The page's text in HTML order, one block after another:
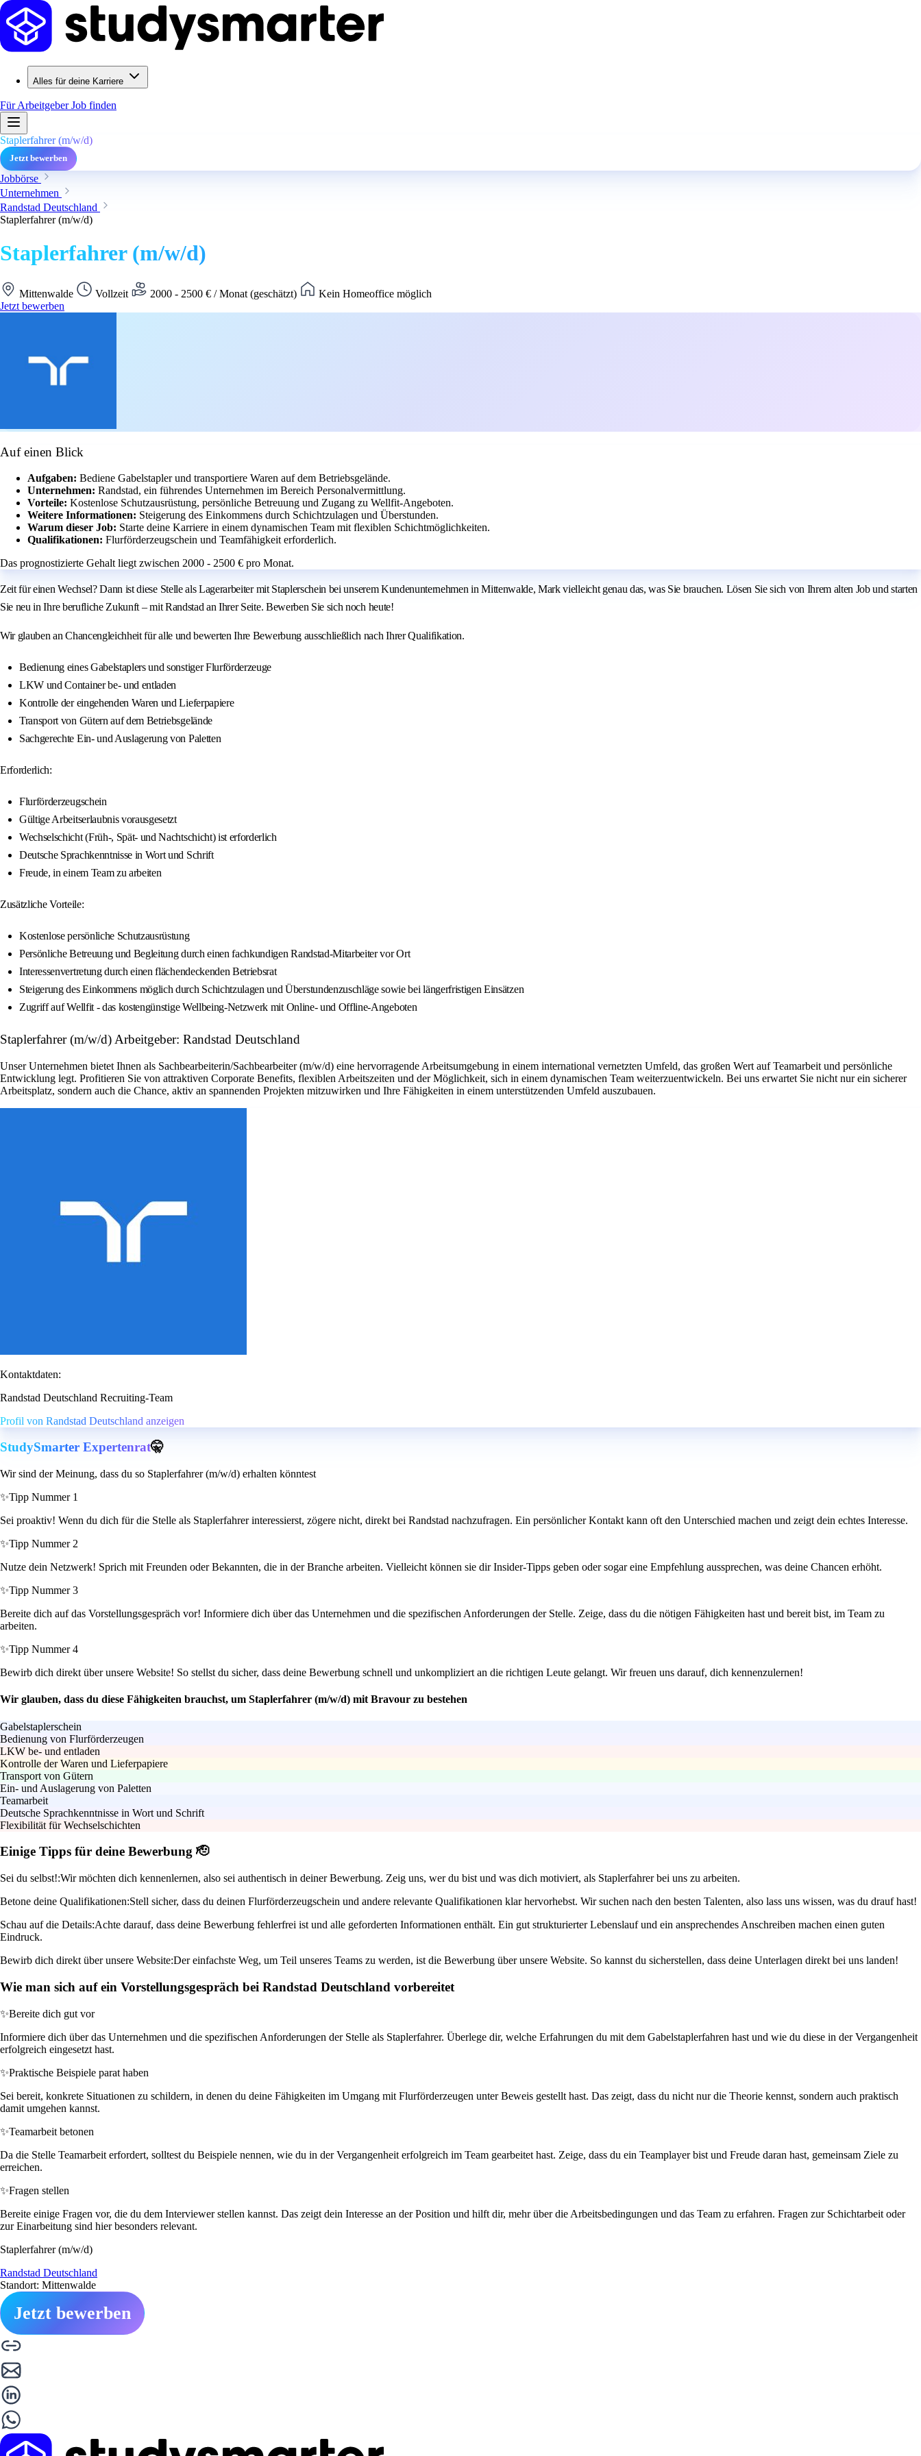
Alles für deine Karriere
Für ArbeitgeberJob finden
Staplerfahrer (m/w/d)
Jetzt bewerben
Jobbörse
Unternehmen
Randstad Deutschland
Staplerfahrer (m/w/d)
Staplerfahrer (m/w/d)
Mittenwalde Vollzeit 2000 - 2500 € / Monat (geschätzt)
Kein Homeoffice möglich
Jetzt bewerben
Auf einen Blick
Aufgaben: Bediene Gabelstapler und transportiere Waren auf dem Betriebsgelände.
Unternehmen: Randstad, ein führendes Unternehmen im Bereich Personalvermittlung.
Vorteile: Kostenlose Schutzausrüstung, persönliche Betreuung und Zugang zu Wellfit-Angeboten.
Weitere Informationen: Steigerung des Einkommens durch Schichtzulagen und Überstunden.
Warum dieser Job: Starte deine Karriere in einem dynamischen Team mit flexiblen Schichtmöglichkeiten.
Qualifikationen: Flurförderzeugschein und Teamfähigkeit erforderlich.
Das prognostizierte Gehalt liegt zwischen 2000 - 2500 € pro Monat.
Zeit für einen Wechsel? Dann ist diese Stelle als Lagerarbeiter mit Staplerschein bei unserem Kundenunternehmen in Mittenwalde, Mark vielleicht genau das, was Sie brauchen. Lösen Sie sich von Ihrem alten Job und starten
Sie neu in Ihre berufliche Zukunft – mit Randstad an Ihrer Seite. Bewerben Sie sich noch heute!
Wir glauben an Chancengleichheit für alle und bewerten Ihre Bewerbung ausschließlich nach Ihrer Qualifikation.
Bedienung eines Gabelstaplers und sonstiger Flurförderzeuge
LKW und Container be- und entladen
Kontrolle der eingehenden Waren und Lieferpapiere
Transport von Gütern auf dem Betriebsgelände
Sachgerechte Ein- und Auslagerung von Paletten
Erforderlich:
Flurförderzeugschein
Gültige Arbeitserlaubnis vorausgesetzt
Wechselschicht (Früh-, Spät- und Nachtschicht) ist erforderlich
Deutsche Sprachkenntnisse in Wort und Schrift
Freude, in einem Team zu arbeiten
Zusätzliche Vorteile:
Kostenlose persönliche Schutzausrüstung
Persönliche Betreuung und Begleitung durch einen fachkundigen Randstad-Mitarbeiter vor Ort
Interessenvertretung durch einen flächendeckenden Betriebsrat
Steigerung des Einkommens möglich durch Schichtzulagen und Überstundenzuschläge sowie bei längerfristigen Einsätzen
Zugriff auf Wellfit - das kostengünstige Wellbeing-Netzwerk mit Online- und Offline-Angeboten
Staplerfahrer (m/w/d) Arbeitgeber: Randstad Deutschland
Unser Unternehmen bietet Ihnen als Sachbearbeiterin/Sachbearbeiter (m/w/d) eine hervorragende Arbeitsumgebung in einem international vernetzten Umfeld, das großen Wert auf Teamarbeit und persönliche
Entwicklung legt. Profitieren Sie von attraktiven Corporate Benefits, flexiblen Arbeitszeiten und der Möglichkeit, sich in einem dynamischen Team weiterzuentwickeln. Bei uns erwartet Sie nicht nur ein sicherer
Arbeitsplatz, sondern auch die Chance, aktiv an spannenden Projekten mitzuwirken und Ihre Fähigkeiten in einem unterstützenden Umfeld auszubauen.
Kontaktdaten:
Randstad Deutschland Recruiting-Team
Profil von Randstad Deutschland anzeigen
StudySmarter Expertenrat🤫
Wir sind der Meinung, dass du so Staplerfahrer (m/w/d) erhalten könntest
✨Tipp Nummer 1
Sei proaktiv! Wenn du dich für die Stelle als Staplerfahrer interessierst, zögere nicht, direkt bei Randstad nachzufragen. Ein persönlicher Kontakt kann oft den Unterschied machen und zeigt dein echtes Interesse.
✨Tipp Nummer 2
Nutze dein Netzwerk! Sprich mit Freunden oder Bekannten, die in der Branche arbeiten. Vielleicht können sie dir Insider-Tipps geben oder sogar eine Empfehlung aussprechen, was deine Chancen erhöht.
✨Tipp Nummer 3
Bereite dich auf das Vorstellungsgespräch vor! Informiere dich über das Unternehmen und die spezifischen Anforderungen der Stelle. Zeige, dass du die nötigen Fähigkeiten hast und bereit bist, im Team zu
arbeiten.
✨Tipp Nummer 4
Bewirb dich direkt über unsere Website! So stellst du sicher, dass deine Bewerbung schnell und unkompliziert an die richtigen Leute gelangt. Wir freuen uns darauf, dich kennenzulernen!
Wir glauben, dass du diese Fähigkeiten brauchst, um Staplerfahrer (m/w/d) mit Bravour zu bestehen
Gabelstaplerschein
Bedienung von Flurförderzeugen
LKW be- und entladen
Kontrolle der Waren und Lieferpapiere
Transport von Gütern
Ein- und Auslagerung von Paletten
Teamarbeit
Deutsche Sprachkenntnisse in Wort und Schrift
Flexibilität für Wechselschichten
Einige Tipps für deine Bewerbung 🫡
Sei du selbst!:Wir möchten dich kennenlernen, also sei authentisch in deiner Bewerbung. Zeig uns, wer du bist und was dich motiviert, als Staplerfahrer bei uns zu arbeiten.
Betone deine Qualifikationen:Stell sicher, dass du deinen Flurförderzeugschein und andere relevante Qualifikationen klar hervorhebst. Wir suchen nach den besten Talenten, also lass uns wissen, was du drauf hast!
Schau auf die Details:Achte darauf, dass deine Bewerbung fehlerfrei ist und alle geforderten Informationen enthält. Ein gut strukturierter Lebenslauf und ein ansprechendes Anschreiben machen einen guten
Eindruck.
Bewirb dich direkt über unsere Website:Der einfachste Weg, um Teil unseres Teams zu werden, ist die Bewerbung über unsere Website. So kannst du sicherstellen, dass deine Unterlagen direkt bei uns landen!
Wie man sich auf ein Vorstellungsgespräch bei Randstad Deutschland vorbereitet
✨Bereite dich gut vor
Informiere dich über das Unternehmen und die spezifischen Anforderungen der Stelle als Staplerfahrer. Überlege dir, welche Erfahrungen du mit dem Gabelstaplerfahren hast und wie du diese in der Vergangenheit
erfolgreich eingesetzt hast.
✨Praktische Beispiele parat haben
Sei bereit, konkrete Situationen zu schildern, in denen du deine Fähigkeiten im Umgang mit Flurförderzeugen unter Beweis gestellt hast. Das zeigt, dass du nicht nur die Theorie kennst, sondern auch praktisch
damit umgehen kannst.
✨Teamarbeit betonen
Da die Stelle Teamarbeit erfordert, solltest du Beispiele nennen, wie du in der Vergangenheit erfolgreich im Team gearbeitet hast. Zeige, dass du ein Teamplayer bist und Freude daran hast, gemeinsam Ziele zu
erreichen.
✨Fragen stellen
Bereite einige Fragen vor, die du dem Interviewer stellen kannst. Das zeigt dein Interesse an der Position und hilft dir, mehr über die Arbeitsbedingungen und das Team zu erfahren. Fragen zur Schichtarbeit oder
zur Einarbeitung sind hier besonders relevant.
Staplerfahrer (m/w/d)
Randstad Deutschland
Standort: Mittenwalde
Jetzt bewerben